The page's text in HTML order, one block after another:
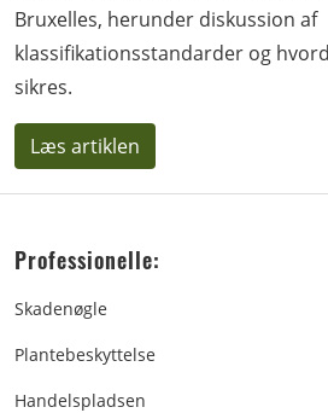
Bruxelles, herunder diskussion af
klassifikationsstandarder og
sikres.
Læs artiklen
Professionelle:
Skadenøgle
Plantebeskyttelse
Handelspladsen